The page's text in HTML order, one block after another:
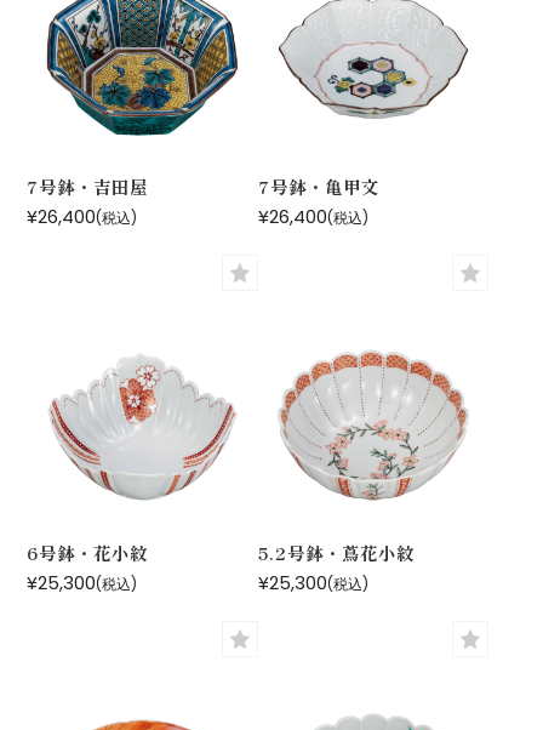
7号鉢・吉田屋
¥26,400(税込)
7号鉢・亀甲文
¥26,400(税込)
6号鉢・花小紋
¥25,300(税込)
5.2号鉢・蔦花小紋
¥25,300(税込)